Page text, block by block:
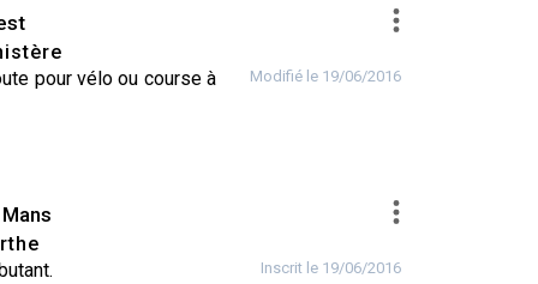
pour vélo ou course à
Modifié le 19/06/2016
Inscrit le 19/06/2016